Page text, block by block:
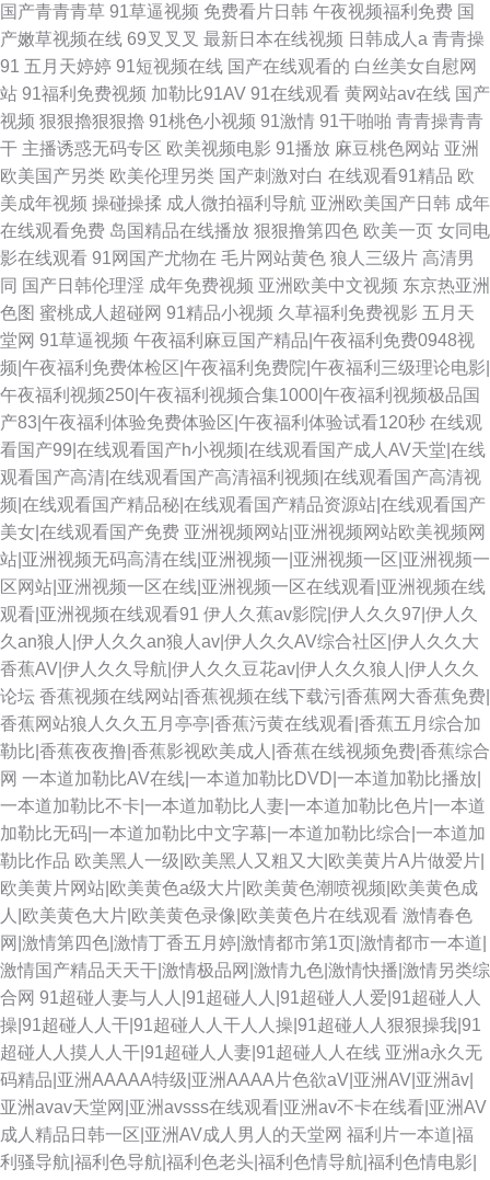
国产青青青草 91草逼视频 免费看片日韩 午夜视频福利免费 国
产嫩草视频在线 69叉叉叉 最新日本在线视频 日韩成人a 青青操
91 五月天婷婷 91短视频在线 国产在线观看的 白丝美女自慰网
站 91福利免费视频 加勒比91AV 91在线观看 黄网站av在线 国产
视频 狠狠擼狠狠擼 91桃色小视频 91激情 91干啪啪 青青操青青
干 主播诱惑无码专区 欧美视频电影 91播放 麻豆桃色网站 亚洲
欧美国产另类 欧美伦理另类 国产刺激对白 在线观看91精品 欧
美成年视频 操碰操揉 成人微拍福利导航 亚洲欧美国产日韩 成年
在线观看免费 岛国精品在线播放 狠狠撸第四色 欧美一页 女同电
影在线观看 91网国产尤物在 毛片网站黄色 狼人三级片 高清男
同 国产日韩伦理淫 成年免费视频 亚洲欧美中文视频 东京热亚洲
色图 蜜桃成人超碰网 91精品小视频 久草福利免费视影 五月天
堂网 91草逼视频 午夜福利麻豆国产精品|午夜福利免费0948视
频|午夜福利免费体检区|午夜福利免费院|午夜福利三级理论电影|
午夜福利视频250|午夜福利视频合集1000|午夜福利视频极品国
产83|午夜福利体验免费体验区|午夜福利体验试看120秒 在线观
看国产99|在线观看国产h小视频|在线观看国产成人AV天堂|在线
观看国产高清|在线观看国产高清福利视频|在线观看国产高清视
频|在线观看国产精品秘|在线观看国产精品资源站|在线观看国产
美女|在线观看国产免费 亚洲视频网站|亚洲视频网站欧美视频网
站|亚洲视频无码高清在线|亚洲视频一|亚洲视频一区|亚洲视频一
区网站|亚洲视频一区在线|亚洲视频一区在线观看|亚洲视频在线
观看|亚洲视频在线观看91 伊人久蕉av影院|伊人久久97|伊人久
久an狼人|伊人久久an狼人av|伊人久久AV综合社区|伊人久久大
香蕉AV|伊人久久导航|伊人久久豆花av|伊人久久狼人|伊人久久
论坛 香蕉视频在线网站|香蕉视频在线下载污|香蕉网大香蕉免费|
香蕉网站狼人久久五月亭亭|香蕉污黄在线观看|香蕉五月综合加
勒比|香蕉夜夜撸|香蕉影视欧美成人|香蕉在线视频免费|香蕉综合
网 一本道加勒比AV在线|一本道加勒比DVD|一本道加勒比播放|
一本道加勒比不卡|一本道加勒比人妻|一本道加勒比色片|一本道
加勒比无码|一本道加勒比中文字幕|一本道加勒比综合|一本道加
勒比作品 欧美黑人一级|欧美黑人又粗又大|欧美黄片A片做爱片|
欧美黄片网站|欧美黄色a级大片|欧美黄色潮喷视频|欧美黄色成
人|欧美黄色大片|欧美黄色录像|欧美黄色片在线观看 激情春色
网|激情第四色|激情丁香五月婷|激情都市第1页|激情都市一本道|
激情国产精品天天干|激情极品网|激情九色|激情快播|激情另类综
合网 91超碰人妻与人人|91超碰人人|91超碰人人爱|91超碰人人
操|91超碰人人干|91超碰人人干人人操|91超碰人人狠狠操我|91
超碰人人摸人人干|91超碰人人妻|91超碰人人在线 亚洲a永久无
码精品|亚洲AAAAA特级|亚洲AAAA片色欲aV|亚洲AV|亚洲āv|
亚洲avav天堂网|亚洲avsss在线观看|亚洲av不卡在线看|亚洲AV
成人精品日韩一区|亚洲AV成人男人的天堂网 福利片一本道|福
利骚导航|福利色导航|福利色老头|福利色情导航|福利色情电影|